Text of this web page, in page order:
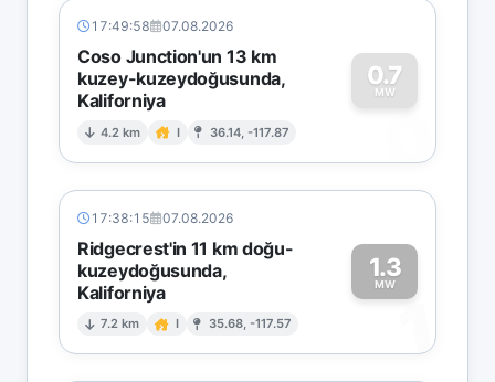
17:49:58 07.08.2026
Coso Junction'un 13 km
kuzey-kuzeydoğusunda,
Kaliforniya
4.2 km I 36.14, -117.87
0.7
MW
0
17:38:15 07.08.2026
Ridgecrest'in 11 km doğu-
kuzeydoğusunda,
Kaliforniya
7.2 km I 35.68, -117.57
1.3
MW
1